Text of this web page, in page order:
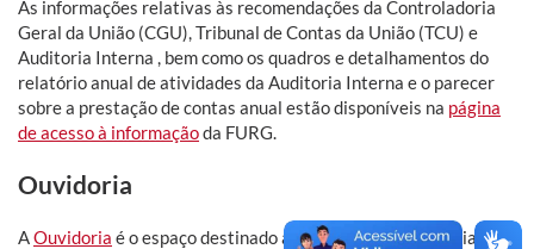
As informações relativas às recomendações da Controladoria
Geral da União (CGU), Tribunal de Contas da União (TCU) e
Auditoria Interna , bem como os quadros e detalhamentos do
relatório anual de atividades da Auditoria Interna e o parecer
sobre a prestação de contas anual estão disponíveis na página
de acesso à informaçãoda FURG.
Ouvidoria
AOuvidoria é o espaço destinado ao exercício da cidadania, no